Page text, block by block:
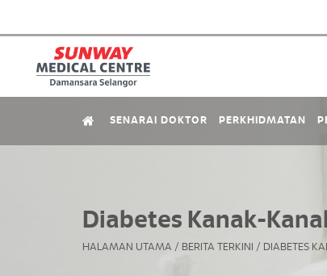
SENARAI DOKTOR PERKHIDMATAN
Diabetes Kanak-
HALAMAN UTAMA / BERITA TERKINI / DIABETES